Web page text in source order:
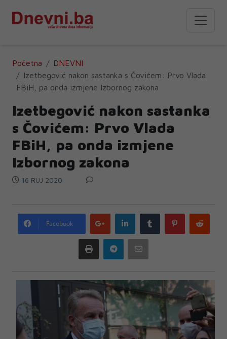
Početna
DNEVNI
Izetbegović nakon sastanka s Čovićem: Prvo Vlada
FBiH, pa onda izmjene Izbornog zakona
Izetbegović nakon sastanka
s Čovićem: Prvo Vlada
FBiH, pa onda izmjene
Izbornog zakona
16 RUJ 2020
Facebook
Google
plus
LinkedIn Tumblr Pinterest
Print Telegram